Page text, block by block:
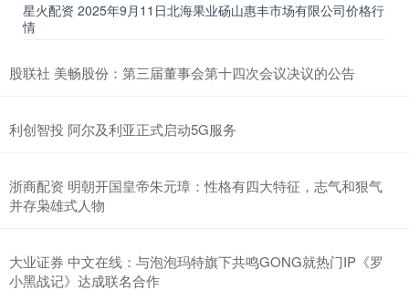
星火配资 2025年9月11日北海果业砀山惠丰市场有限公司价格行
情
股联社 美畅股份：第三届董事会第十四次会议决议的公告
利创智投 阿尔及利亚正式启动5G服务
浙商配资 明朝开国皇帝朱元璋：性格有四大特征，志气和狠气
并存枭雄式人物
大业证券 中文在线：与泡泡玛特旗下共鸣GONG就热门IP《罗
小黑战记》达成联名合作